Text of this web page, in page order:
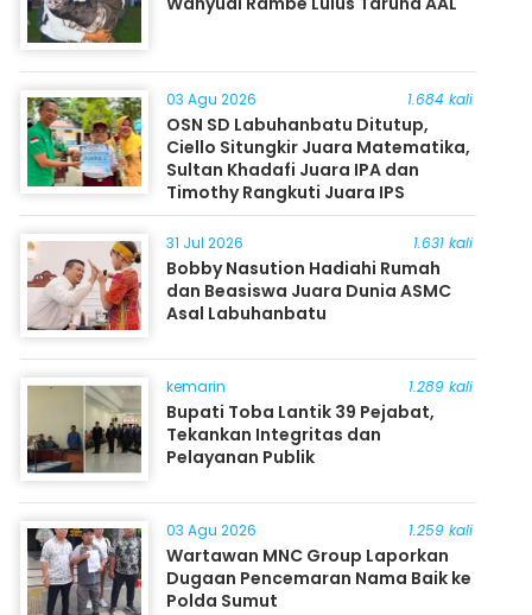
03 Agu 2026 1.684 kali
OSN SD Labuhanbatu Ditutup,
Ciello Situngkir Juara Matematika,
Sultan Khadafi Juara IPA dan
Timothy Rangkuti Juara IPS
31 Jul 2026 1.631 kali
Bobby Nasution Hadiahi Rumah
dan Beasiswa Juara Dunia ASMC
Asal Labuhanbatu
kemarin 1.289 kali
Bupati Toba Lantik 39 Pejabat,
Tekankan Integritas dan
Pelayanan Publik
03 Agu 2026 1.259 kali
Wartawan MNC Group Laporkan
Dugaan Pencemaran Nama Baik ke
Polda Sumut